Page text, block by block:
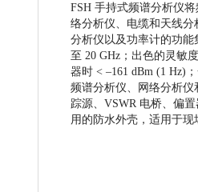
FSH 手持式频谱分析仪
络分析仪、电缆和天线分
分析仪以及功率计的功能
至 20 GHz；出色的灵敏
器时 < –161 dBm (1 Hz)
频谱分析仪、网络分析仪
踪源、VSWR 电桥、偏
用的防水外壳，适用于现